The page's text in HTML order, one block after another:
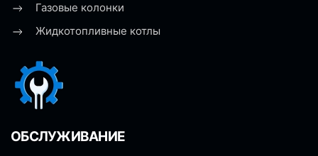
Газовые колонки
Жидкотопливные котлы
ОБСЛУЖИВАНИЕ